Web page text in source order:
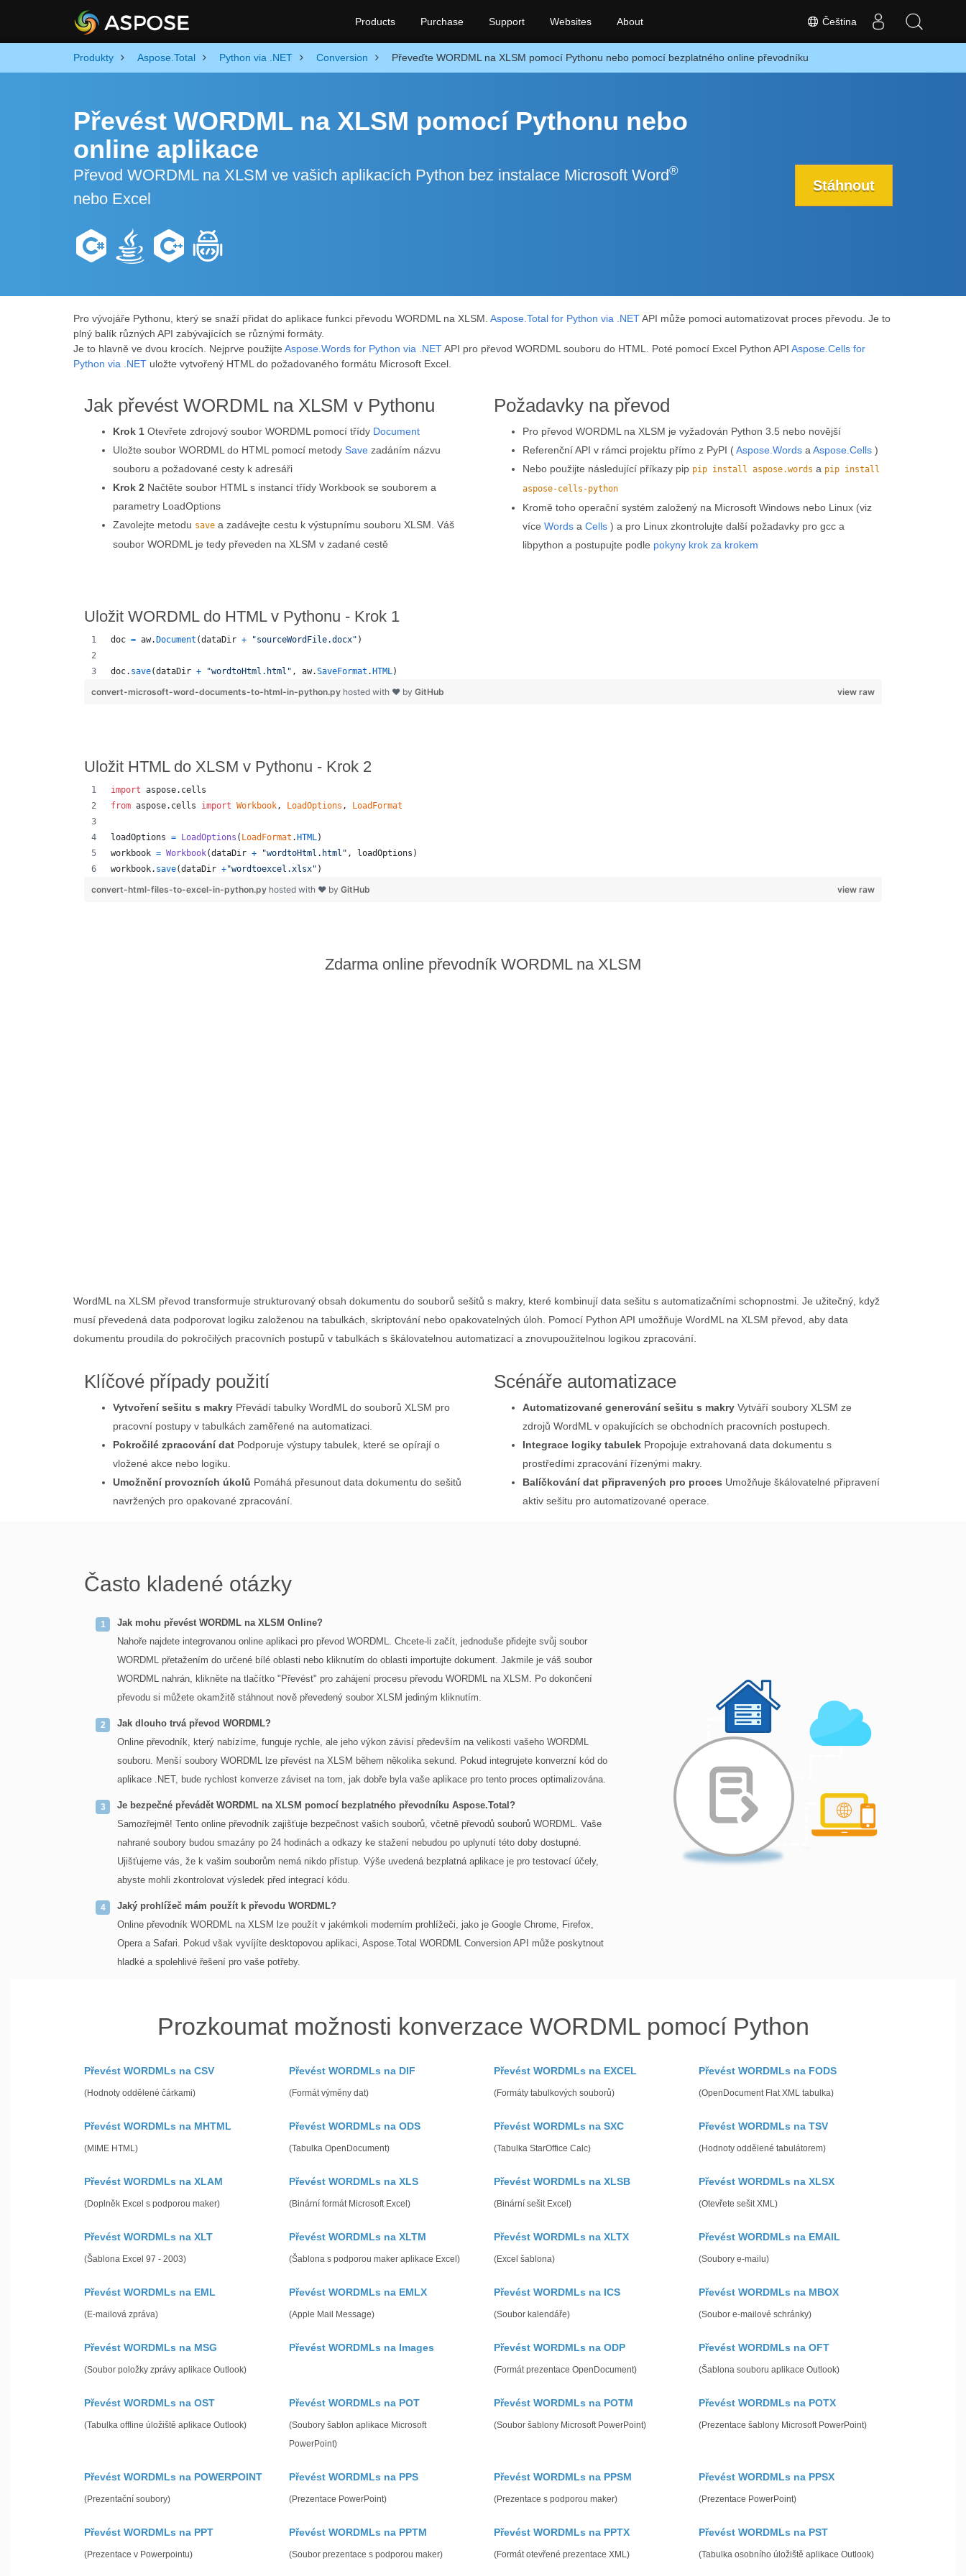
Čeština
Products Purchase Support Websites About
Produkty Aspose.Total Python via .NET Conversion Převeďte WORDML na XLSM pomocí Pythonu nebo pomocí bezplatného online převodníku
Převést WORDML na XLSM pomocí Pythonu nebo
online aplikace
Převod WORDML na XLSM ve vašich aplikacích Python bez instalace Microsoft Word®
nebo Excel
Stáhnout
Pro vývojáře Pythonu, který se snaží přidat do aplikace funkci převodu WORDML na XLSM. Aspose.Total for Python via .NETAPI může pomoci automatizovat proces převodu. Je to
plný balík různých API zabývajících se různými formáty.
Je to hlavně ve dvou krocích. Nejprve použijte Aspose.Words for Python via .NETAPI pro převod WORDML souboru do HTML. Poté pomocí Excel Python API Aspose.Cells for
Python via .NET uložte vytvořený HTML do požadovaného formátu Microsoft Excel.
Jak převést WORDML na XLSM v Pythonu
Krok 1 Otevřete zdrojový soubor WORDML pomocí třídy Document
Uložte soubor WORDML do HTML pomocí metody Save zadáním názvu
souboru a požadované cesty k adresáři
Krok 2 Načtěte soubor HTML s instancí třídy Workbook se souborem a
parametry LoadOptions
Zavolejte metodu save a zadávejte cestu k výstupnímu souboru XLSM. Váš
soubor WORDML je tedy převeden na XLSM v zadané cestě
Požadavky na převod
Pro převod WORDML na XLSM je vyžadován Python 3.5 nebo novější
Referenční API v rámci projektu přímo z PyPI (Aspose.Words a Aspose.Cells )
Nebo použijte následující příkazy pip pip install aspose.words a pip install
aspose-cells-python
Kromě toho operační systém založený na Microsoft Windows nebo Linux (viz
více Words a Cells ) a pro Linux zkontrolujte další požadavky pro gcc a
libpython a postupujte podle pokyny krok za krokem
Uložit WORDML do HTML v Pythonu - Krok 1
doc = aw. Document (dataDir + "sourceWordFile.docx" )
doc. save(dataDir + "wordtoHtml.html" , aw.SaveFormat . HTML)
view raw
convert-microsoft-word-documents-to-html-in-python.py hosted with ❤ by GitHub
Uložit HTML do XLSM v Pythonu - Krok 2
import aspose. cells
from aspose. cells import Workbook, LoadOptions , LoadFormat
loadOptions = LoadOptions ( LoadFormat . HTML)
workbook = Workbook(dataDir + "wordtoHtml.html" , loadOptions )
workbook. save(dataDir +"wordtoexcel.xlsx" )
view raw
convert-html-files-to-excel-in-python.py hosted with ❤ by GitHub
Zdarma online převodník WORDML na XLSM
WordML na XLSM převod transformuje strukturovaný obsah dokumentu do souborů sešitů s makry, které kombinují data sešitu s automatizačními schopnostmi. Je užitečný, když
musí převedená data podporovat logiku založenou na tabulkách, skriptování nebo opakovatelných úloh. Pomocí Python API umožňuje WordML na XLSM převod, aby data
dokumentu proudila do pokročilých pracovních postupů v tabulkách s škálovatelnou automatizací a znovupoužitelnou logikou zpracování.
Klíčové případy použití
Vytvoření sešitu s makry Převádí tabulky WordML do souborů XLSM pro
pracovní postupy v tabulkách zaměřené na automatizaci.
Pokročilé zpracování dat Podporuje výstupy tabulek, které se opírají o
vložené akce nebo logiku.
Umožnění provozních úkolů Pomáhá přesunout data dokumentu do sešitů
navržených pro opakované zpracování.
Scénáře automatizace
Automatizované generování sešitu s makry Vytváří soubory XLSM ze
zdrojů WordML v opakujících se obchodních pracovních postupech.
Integrace logiky tabulek Propojuje extrahovaná data dokumentu s
prostředími zpracování řízenými makry.
Balíčkování dat připravených pro proces Umožňuje škálovatelné připravení
aktiv sešitu pro automatizované operace.
Často kladené otázky
Jak mohu převést WORDML na XLSM Online?
Nahoře najdete integrovanou online aplikaci pro převod WORDML. Chcete-li začít, jednoduše přidejte svůj soubor
WORDML přetažením do určené bílé oblasti nebo kliknutím do oblasti importujte dokument. Jakmile je váš soubor
WORDML nahrán, klikněte na tlačítko "Převést" pro zahájení procesu převodu WORDML na XLSM. Po dokončení
převodu si můžete okamžitě stáhnout nově převedený soubor XLSM jediným kliknutím.
Jak dlouho trvá převod WORDML?
Online převodník, který nabízíme, funguje rychle, ale jeho výkon závisí především na velikosti vašeho WORDML
souboru. Menší soubory WORDML lze převést na XLSM během několika sekund. Pokud integrujete konverzní kód do
aplikace .NET, bude rychlost konverze záviset na tom, jak dobře byla vaše aplikace pro tento proces optimalizována.
Je bezpečné převádět WORDML na XLSM pomocí bezplatného převodníku Aspose.Total?
Samozřejmě! Tento online převodník zajišťuje bezpečnost vašich souborů, včetně převodů souborů WORDML. Vaše
nahrané soubory budou smazány po 24 hodinách a odkazy ke stažení nebudou po uplynutí této doby dostupné.
Ujišťujeme vás, že k vašim souborům nemá nikdo přístup. Výše uvedená bezplatná aplikace je pro testovací účely,
abyste mohli zkontrolovat výsledek před integrací kódu.
Jaký prohlížeč mám použít k převodu WORDML?
Online převodník WORDML na XLSM lze použít v jakémkoli moderním prohlížeči, jako je Google Chrome, Firefox,
Opera a Safari. Pokud však vyvíjíte desktopovou aplikaci, Aspose.Total WORDML Conversion API může poskytnout
hladké a spolehlivé řešení pro vaše potřeby.
Prozkoumat možnosti konverzace WORDML pomocí Python
Převést WORDMLs na CSV
(Hodnoty oddělené čárkami)
Převést WORDMLs na DIF
(Formát výměny dat)
Převést WORDMLs na EXCEL
(Formáty tabulkových souborů)
Převést WORDMLs na FODS
(OpenDocument Flat XML tabulka)
Převést WORDMLs na MHTML
(MIME HTML)
Převést WORDMLs na ODS
(Tabulka OpenDocument)
Převést WORDMLs na SXC
(Tabulka StarOffice Calc)
Převést WORDMLs na TSV
(Hodnoty oddělené tabulátorem)
Převést WORDMLs na XLAM
(Doplněk Excel s podporou maker)
Převést WORDMLs na XLS
(Binární formát Microsoft Excel)
Převést WORDMLs na XLSB
(Binární sešit Excel)
Převést WORDMLs na XLSX
(Otevřete sešit XML)
Převést WORDMLs na XLT
(Šablona Excel 97 - 2003)
Převést WORDMLs na XLTM
(Šablona s podporou maker aplikace Excel)
Převést WORDMLs na XLTX
(Excel šablona)
Převést WORDMLs na EMAIL
(Soubory e-mailu)
Převést WORDMLs na EML
(E-mailová zpráva)
Převést WORDMLs na EMLX
(Apple Mail Message)
Převést WORDMLs na ICS
(Soubor kalendáře)
Převést WORDMLs na MBOX
(Soubor e-mailové schránky)
Převést WORDMLs na MSG
(Soubor položky zprávy aplikace Outlook)
Převést WORDMLs na Images Převést WORDMLs na ODP
(Formát prezentace OpenDocument)
Převést WORDMLs na OFT
(Šablona souboru aplikace Outlook)
Převést WORDMLs na OST
(Tabulka offline úložiště aplikace Outlook)
Převést WORDMLs na POT
(Soubory šablon aplikace Microsoft
PowerPoint)
Převést WORDMLs na POTM
(Soubor šablony Microsoft PowerPoint)
Převést WORDMLs na POTX
(Prezentace šablony Microsoft PowerPoint)
Převést WORDMLs na POWERPOINT
(Prezentační soubory)
Převést WORDMLs na PPS
(Prezentace PowerPoint)
Převést WORDMLs na PPSM
(Prezentace s podporou maker)
Převést WORDMLs na PPSX
(Prezentace PowerPoint)
Převést WORDMLs na PPT
(Prezentace v Powerpointu)
Převést WORDMLs na PPTM
(Soubor prezentace s podporou maker)
Převést WORDMLs na PPTX
(Formát otevřené prezentace XML)
Převést WORDMLs na PST
(Tabulka osobního úložiště aplikace Outlook)